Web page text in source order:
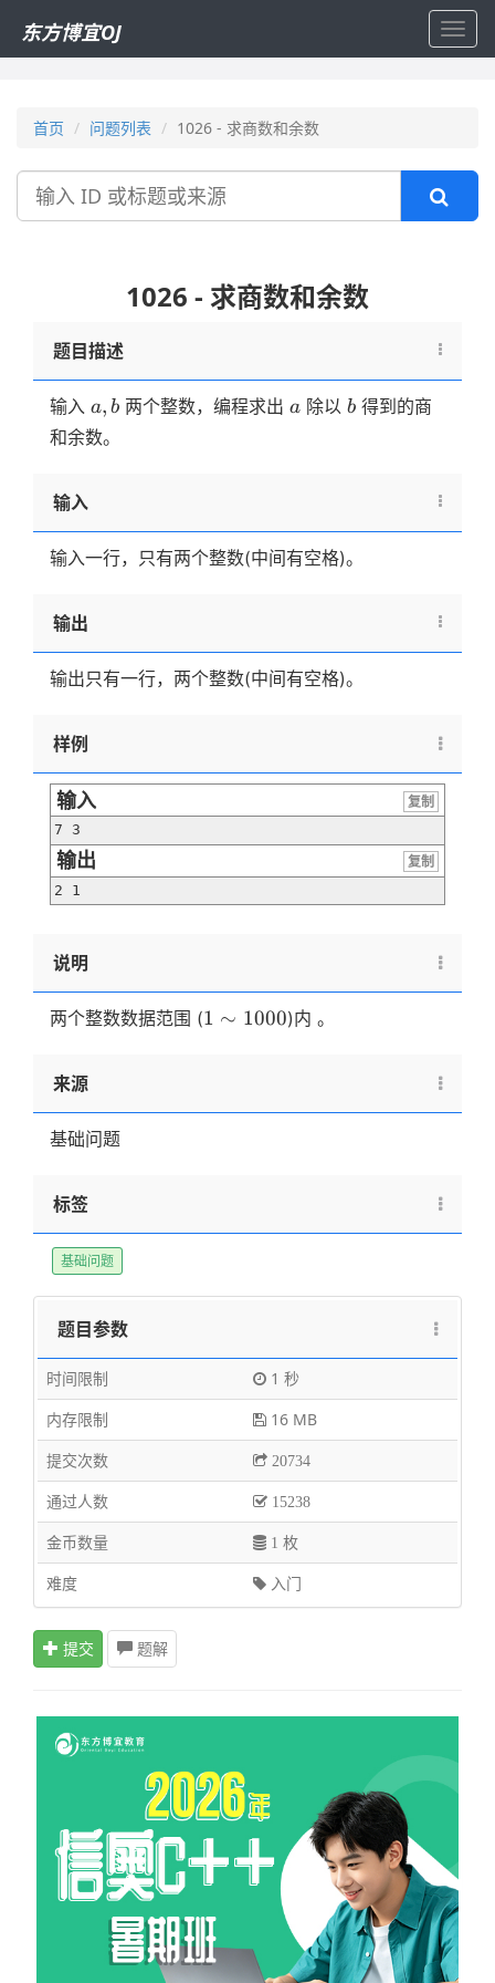
东方博宜OJ
首页 问题列表 1026 - 求商数和余数
搜
1026 - 求商数和余数
题目描述
输入 a,b
a, b 两个整数，编程求出a
a 除以b
b 得到的商
和余数。
输入
输入一行，只有两个整数(中间有空格)。
输出
输出只有一行，两个整数(中间有空格)。
样例
输入
复制
7 3
输出
复制
2 1
说明
两个整数数据范围 (1
1 ∼ 1000)内 。
来源
基础问题
标签
基础问题
题目参数
时间限制
1 秒
内存限制
16 MB
提交次数
20734
通过人数 15238
金币数量 1 枚
难度 入门
提交 题解